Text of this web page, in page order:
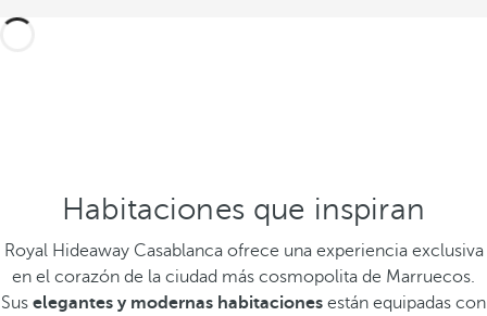
Habitaciones que inspiran
Royal Hideaway Casablanca ofrece una experiencia exclusiva
en el corazón de la ciudad más cosmopolita de Marruecos.
Sus elegantes y modernas habitaciones están equipadas con